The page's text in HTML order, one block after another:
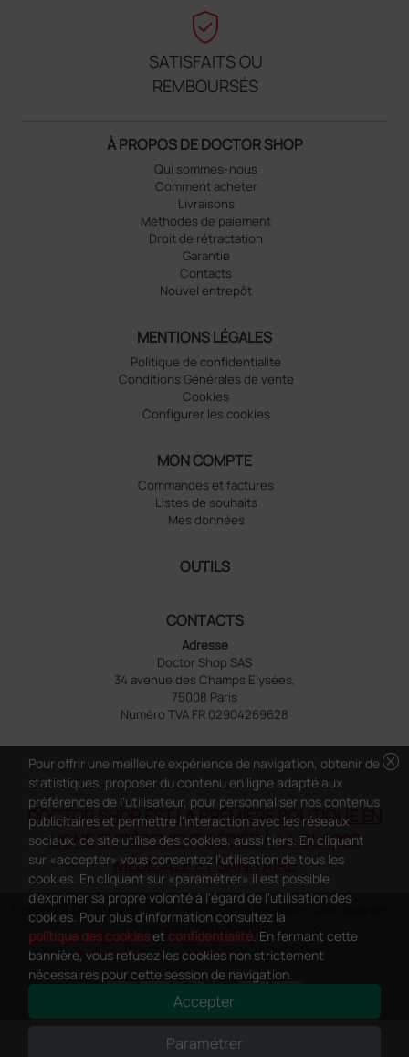
verified_user
SATISFAITS OU
REMBOURSÉS
À PROPOS DE DOCTOR SHOP
Qui sommes-nous
Comment acheter
Livraisons
Méthodes de paiement
Droit de rétractation
Garantie
Contacts
Nouvel entrepôt
MENTIONS LÉGALES
Politique de confidentialité
Conditions Générales de vente
Cookies
Configurer les cookies
MON COMPTE
Commandes et factures
Listes de souhaits
Mes données
OUTILS
CONTACTS
Adresse
Doctor Shop SAS
34 avenue des Champs Elysées,
75008 Paris
Numéro TVA FR 02904269628
DOCTOR SHOP EST LA PREMIÈRE BOUTIQUE EN
LIGNE ENTIÈREMENT DÉDIÉE À LA CLASSE
MÉDICALE ET SANITAIRE
Copyright DoctorShop 2005-2026 - Tous les droits sont réservés -
TVA FR 02904269628
This site is protected by reCAPTCHA and the Google
cancel
Pour offrir une meilleure expérience de navigation, obtenir de
statistiques, proposer du contenu en ligne adapté aux
préférences de l'utilisateur, pour personnaliser nos contenus
publicitaires et permettre l'interaction avec les réseaux
sociaux, ce site utilise des cookies, aussi tiers. En cliquant
sur «accepter» vous consentez l'utilisation de tous les
cookies. En cliquant sur «paramétrer» il est possible
d'exprimer sa propre volonté à l'égard de l'utilisation des
cookies. Pour plus d'information consultez la
politique des cookieset confidentialité. En fermant cette
bannière, vous refusez les cookies non strictement
nécessaires pour cette session de navigation.
Accepter
Paramétrer